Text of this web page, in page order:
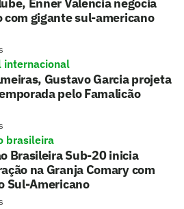
Enner Valencia negocia
com gigante sul-americano
internacional
Gustavo Garcia projeta
pelo Famalicão
brasileira
Brasileira Sub-20 inicia
na Granja Comary com
Sul-Americano